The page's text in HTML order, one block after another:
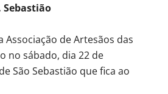
Sebastião
Associação de Artesãos das
no sábado, dia 22 de
São Sebastião que fica ao